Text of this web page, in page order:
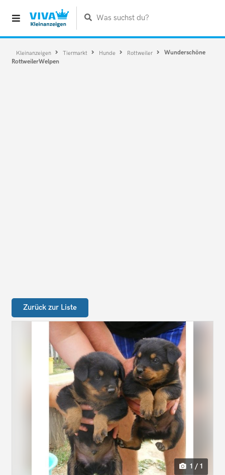
Was suchst du?
Kleinanzeigen Tiermarkt Hunde Rottweiler
Wunderschöne
RottweilerWelpen
Zurück zur Liste
1 / 1